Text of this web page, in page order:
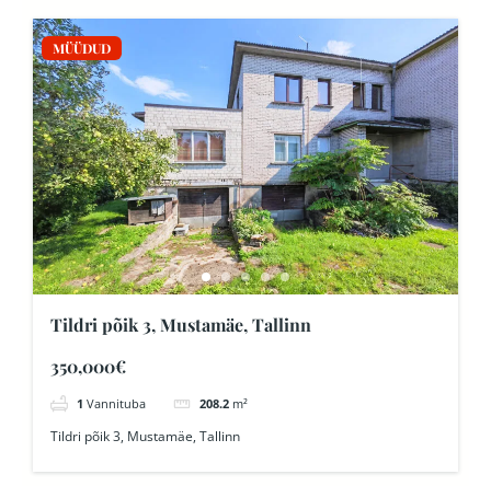
MÜÜDUD
Tildri põik 3, Mustamäe, Tallinn
350,000€
1 Vannituba 208.2 m²
Tildri põik 3, Mustamäe, Tallinn